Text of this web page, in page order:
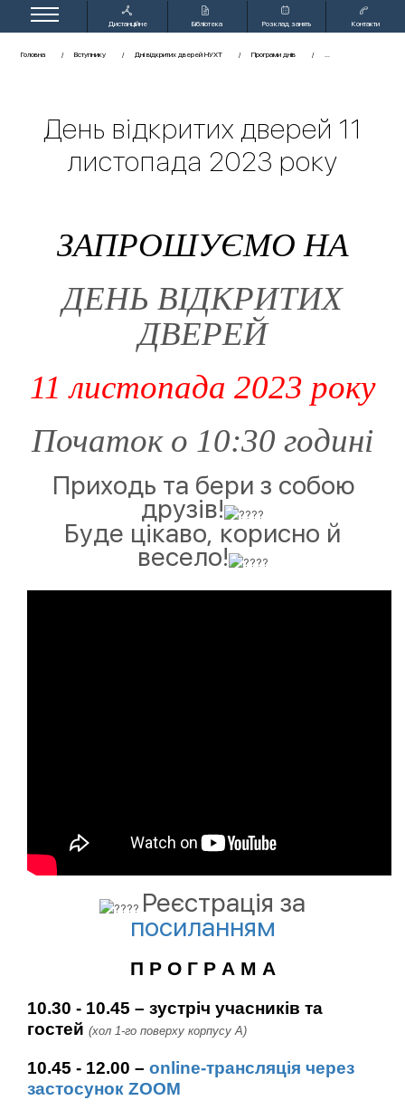
Дистанційне
Бібліотека Розклад занять Контакти
Головна Вступнику Дні відкритих дверей НУХТ Програми днів
День відкритих дверей 11
листопада 2023 року
ЗАПРОШУЄМО НА
ДЕНЬ ВІДКРИТИХ
ДВЕРЕЙ
11 листопада 2023 року
Початок о 10:30 годині
Приходь та бери з собою
друзів!
Буде цікаво, корисно й
весело!
Реєстрація за
посиланням
П Р О Г Р А М А
10.30 - 10.45 – зустріч учасників та
гостей (хол 1-го поверху корпусу А)
10.45 - 12.00 – online-трансляція через
застосунок ZOOM